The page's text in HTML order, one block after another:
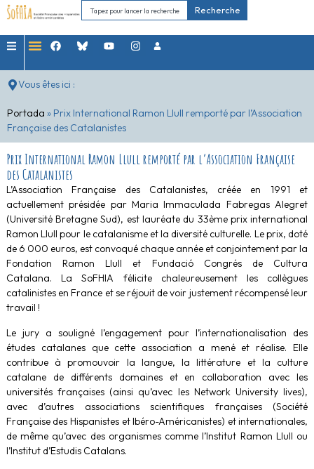
Recherche
Vous êtes ici :
Portada » Prix International Ramon Llull remporté par l’Association
Française des Catalanistes
Prix International Ramon Llull remporté par l’Association Française
des Catalanistes
L’Association Française des Catalanistes, créée en 1991 et
actuellement présidée par Maria Immaculada Fabregas Alegret
(Université Bretagne Sud), est lauréate du 33ème prix international
Ramon Llull pour le catalanisme et la diversité culturelle. Le prix, doté
de 6 000 euros, est convoqué chaque année et conjointement par la
Fondation Ramon Llull et Fundació Congrés de Cultura
Catalana.La SoFHIA félicite chaleureusement les collègues
catalinistes en France et se réjouit de voir justement récompensé leur
travail !
Le jury a souligné l’engagement pour l’internationalisation des
études catalanes que cette association a mené et réalise. Elle
contribue à promouvoir la langue, la littérature et la culture
catalane de différents domaines et en collaboration avec les
universités françaises (ainsi qu’avec les Network University lives),
avec d’autres associations scientifiques françaises (Société
Française des Hispanistes et Ibéro-Américanistes) et internationales,
de même qu’avec des organismes comme l’Institut Ramon Llull ou
l’Institut d’Estudis Catalans.